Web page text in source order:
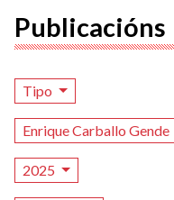
Publicacións
Tipo
Enrique Carballo Gende
2025